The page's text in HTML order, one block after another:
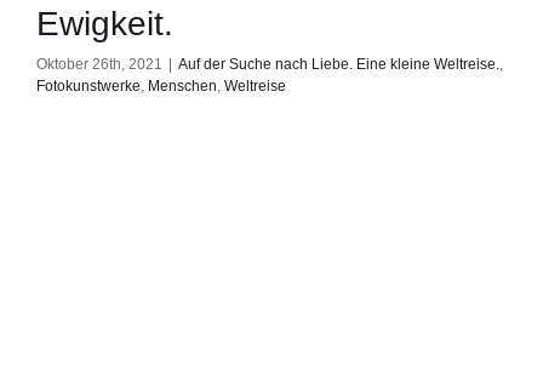
Ewigkeit.
Oktober 26th, 2021 Auf der Suche nach Liebe. Eine kleine Weltreise.,
Fotokunstwerke, Menschen, Weltreise